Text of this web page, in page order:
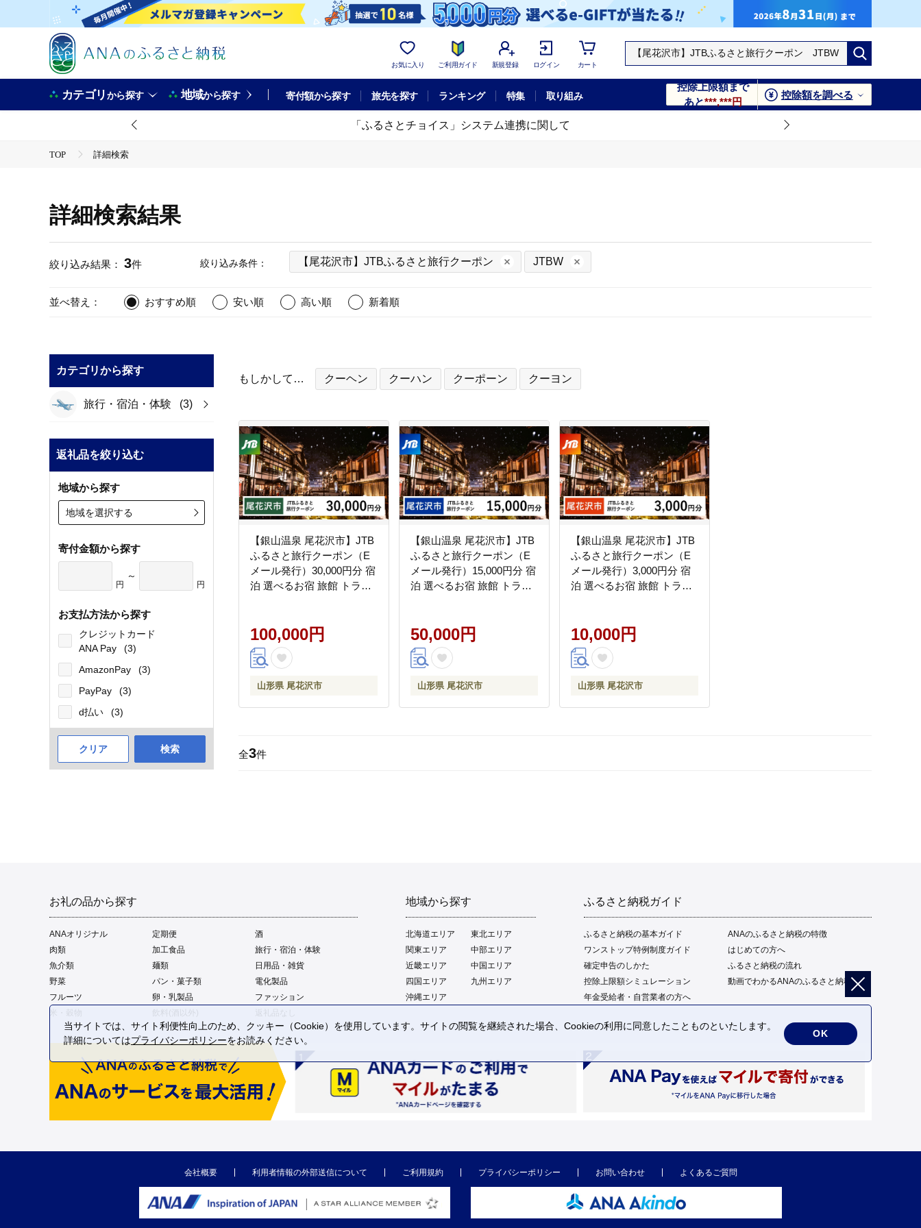
お気に入り ご利用ガイド 新規登録 ログイン カート
カテゴリから探す 地域から探す 寄付額から探す 旅先を探す ランキング 特集 取り組み
控除上限額まで
あと***,***円
控除額を調べる
「ふるさとチョイス」システム連携に関して
TOP 詳細検索
詳細検索結果
絞り込み結果： 3件 絞り込み条件： 【尾花沢市】JTBふるさと旅行クーポン JTBW
並べ替え： おすすめ順 安い順 高い順 新着順
カテゴリから探す
旅行・宿泊・体験 (3)
返礼品を絞り込む
地域から探す
地域を選択する
寄付金額から探す
円
～
円
お支払方法から探す
クレジットカード
ANA Pay
(3)
AmazonPay
(3)
PayPay
(3)
d払い
(3)
クリア 検索
もしかして… クーヘン クーハン クーポーン クーヨン
【銀山温泉 尾花沢市】JTB
ふるさと旅行クーポン（E
メール発行）30,000円分 宿
泊 選べるお宿 旅館 トラベ
100,000円
山形県 尾花沢市
【銀山温泉 尾花沢市】JTB
ふるさと旅行クーポン（E
メール発行）15,000円分 宿
泊 選べるお宿 旅館 トラベ
50,000円
山形県 尾花沢市
【銀山温泉 尾花沢市】JTB
ふるさと旅行クーポン（E
メール発行）3,000円分 宿
泊 選べるお宿 旅館 トラベ
10,000円
山形県 尾花沢市
全3件
お礼の品から探す
ANAオリジナル 定期便
酒
肉類
加工食品
旅行・宿泊・体験
魚介類
麺類
日用品・雑貨
野菜
パン・菓子類
電化製品
フルーツ
卵・乳製品
ファッション
米・穀物
地域から探す
北海道エリア
東北エリア
関東エリア
中部エリア
近畿エリア
中国エリア
四国エリア
九州エリア
沖縄エリア
ふるさと納税ガイド
ふるさと納税の基本ガイド
ANAのふるさと納税の特徴
ワンストップ特例制度ガイド
はじめての方へ
確定申告のしかた
ふるさと納税の流れ
控除上限額シミュレーション
動画でわかるANAのふるさと納税
年金受給者・自営業者の方へ
会社概要 利用者情報の外部送信について ご利用規約 プライバシーポリシー お問い合わせ よくあるご質問
当サイトでは、サイト利便性向上のため、クッキー（Cookie）を使用しています。サイトの閲覧を継続された場合、Cookieの利用に同意したことものといたします。
詳細についてはプライバシーポリシーをお読みください。
OK